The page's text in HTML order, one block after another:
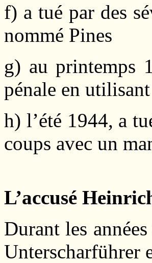
f) a tué par des
nommé Pines
g) au printemps
pénale en
h) l’été 1944, a
coups avec un
L’accusé
Durant les
Unterscharführer